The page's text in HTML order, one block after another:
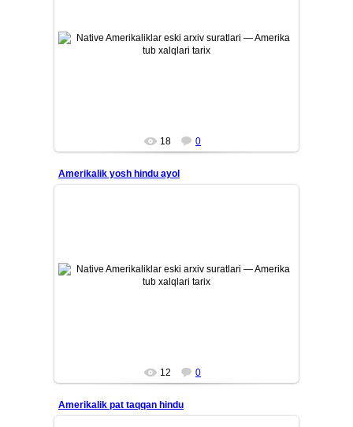
Amerika tub aholisi — Native Amerikaliklarning eski tarixiy
arxiv suratlari. Qadimiy qabilalar, ularning madaniyati, ...
18 0
Amerikalik yosh hindu ayol
madaniyati, an’analari, kiyimlari va kundalik hayotini aks
ettiruvchi noyob fotosuratlar to‘plami.
12 0
Amerikalik pat taqqan hindu